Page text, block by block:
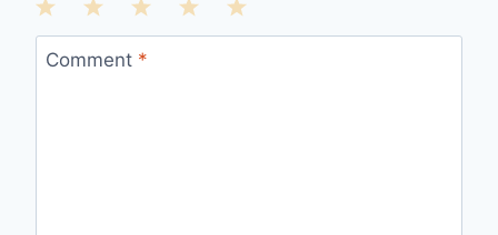
5
4
3
Stars
2
Stars
1
Star
Comment *